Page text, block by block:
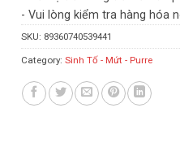
- Vui lòng kiểm tra hàng hóa
SKU: 89360740539441
Category: Sinh Tố - Mứt - Purre